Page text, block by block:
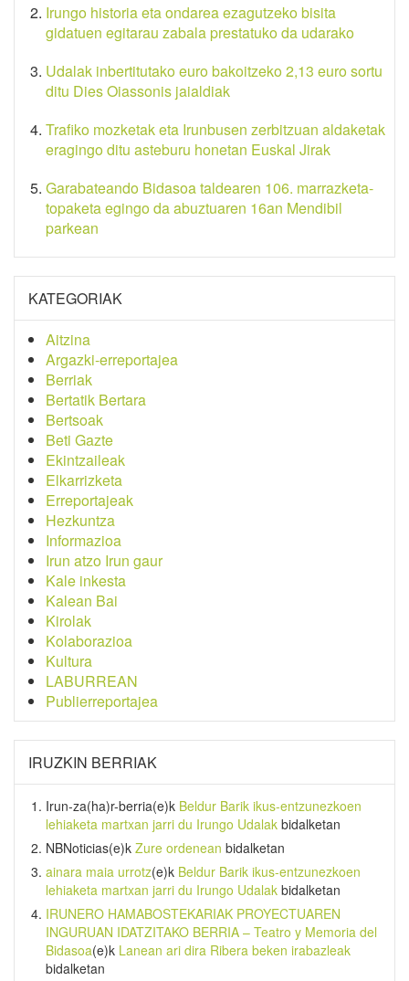
Irungo historia eta ondarea ezagutzeko bisita
gidatuen egitarau zabala prestatuko da udarako
Udalak inbertitutako euro bakoitzeko 2,13 euro sortu
ditu Dies Oiassonis jaialdiak
Trafiko mozketak eta Irunbusen zerbitzuan aldaketak
eragingo ditu asteburu honetan Euskal Jirak
Garabateando Bidasoa taldearen 106. marrazketa-
topaketa egingo da abuztuaren 16an Mendibil
parkean
KATEGORIAK
Aitzina
Argazki-erreportajea
Berriak
Bertatik Bertara
Bertsoak
Beti Gazte
Ekintzaileak
Elkarrizketa
Erreportajeak
Hezkuntza
Informazioa
Irun atzo Irun gaur
Kale inkesta
Kalean Bai
Kirolak
Kolaborazioa
Kultura
LABURREAN
Publierreportajea
IRUZKIN BERRIAK
Irun-za(ha)r-berria(e)k Beldur Barik ikus-entzunezkoen
lehiaketa martxan jarri du Irungo Udalak bidalketan
NBNoticias(e)k Zure ordenean bidalketan
ainara maia urrotz(e)k Beldur Barik ikus-entzunezkoen
lehiaketa martxan jarri du Irungo Udalak bidalketan
IRUNERO HAMABOSTEKARIAK PROYECTUAREN
INGURUAN IDATZITAKO BERRIA – Teatro y Memoria del
Bidasoa(e)k Lanean ari dira Ribera beken irabazleak
bidalketan